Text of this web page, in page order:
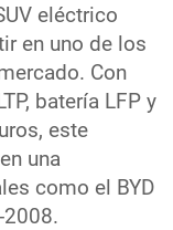
eléctrico
en uno de los
Con
batería LFP y
este
una
como el BYD
2008.